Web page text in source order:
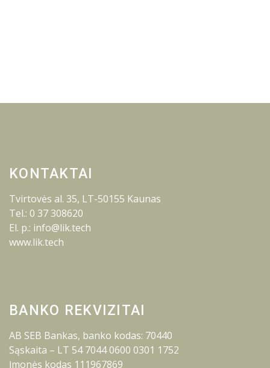
KONTAKTAI
Tvirtovės al. 35, LT-50155 Kaunas
Tel.: 0 37 308620
El. p.: info@lik.tech
www.lik.tech
BANKO REKVIZITAI
AB SEB Bankas, banko kodas: 70440
Sąskaita – LT 54 7044 0600 0301 1752
Įmonės kodas 111967869